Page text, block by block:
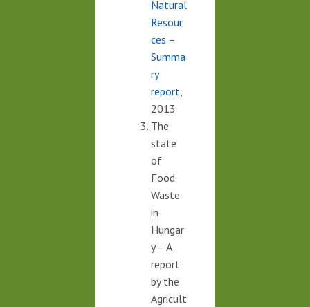
Natural
Resour
ces –
Summa
ry
report
2013
The
state
of
Food
Waste
in
Hungar
y – A
report
by the
Agricult